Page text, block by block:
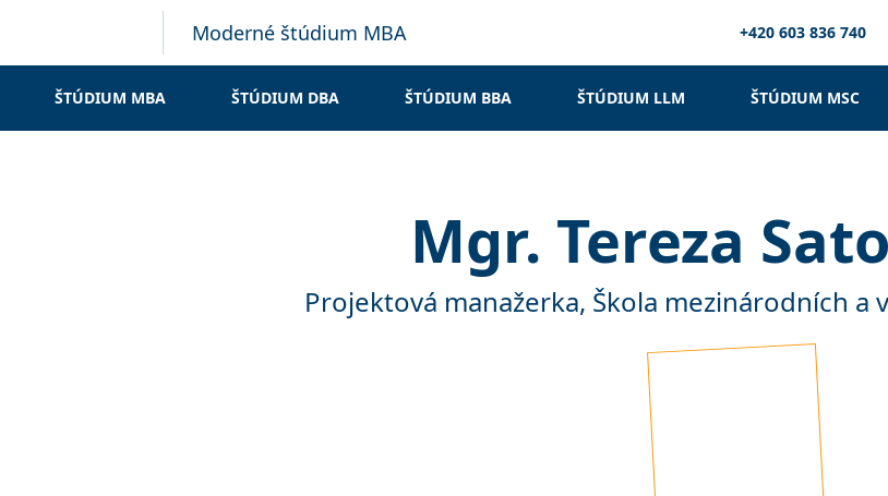
Moderné štúdium MBA +420 603 836 740
ŠTÚDIUM MBA ŠTÚDIUM DBA ŠTÚDIUM BBA ŠTÚDIUM LLM ŠTÚDIUM MSC
Mgr. Tereza
Projektová manažerka, Škola mezinárodních a